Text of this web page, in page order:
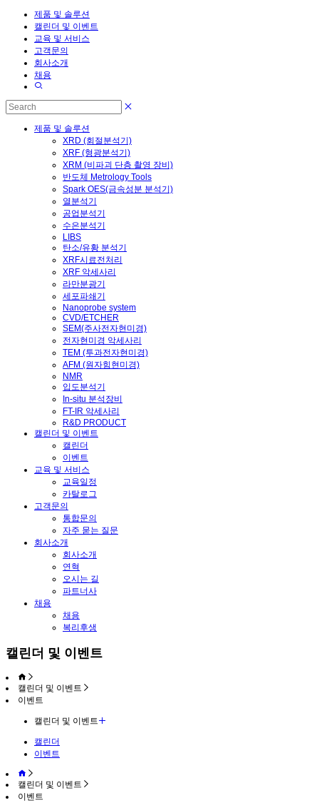
제품 및 솔루션
캘린더 및 이벤트
교육 및 서비스
고객문의
회사소개
채용
제품 및 솔루션
XRD (회절분석기)
XRF (형광분석기)
XRM (비파괴 단층 촬영 장비)
반도체 Metrology Tools
Spark OES(금속성분 분석기)
열분석기
공업분석기
수은분석기
LIBS
탄소/유황 분석기
XRF시료전처리
XRF 악세사리
라만분광기
세포파쇄기
Nanoprobe system
CVD/ETCHER
SEM(주사전자현미경)
전자현미경 악세사리
TEM (투과전자현미경)
AFM (원자힘현미경)
NMR
입도분석기
In-situ 분석장비
FT-IR 악세사리
R&D PRODUCT
캘린더 및 이벤트
캘린더
이벤트
교육 및 서비스
교육일정
카탈로그
고객문의
통합문의
자주 묻는 질문
회사소개
회사소개
연혁
오시는 길
파트너사
채용
채용
복리후생
캘린더 및 이벤트
캘린더 및 이벤트
이벤트
캘린더 및 이벤트
캘린더
이벤트
캘린더 및 이벤트
이벤트